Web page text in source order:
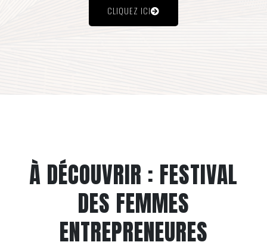
CLIQUEZ ICI
À DÉCOUVRIR : FESTIVAL
DES FEMMES
ENTREPRENEURES